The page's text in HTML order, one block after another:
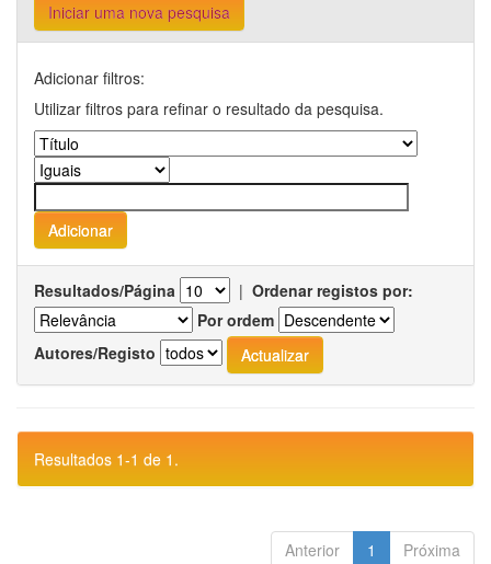
Iniciar uma nova pesquisa
Adicionar filtros:
Utilizar filtros para refinar o resultado da pesquisa.
Resultados/Página | Ordenar registos por:
Por ordem
Autores/Registo
Resultados 1-1 de 1.
Anterior 1 Próxima